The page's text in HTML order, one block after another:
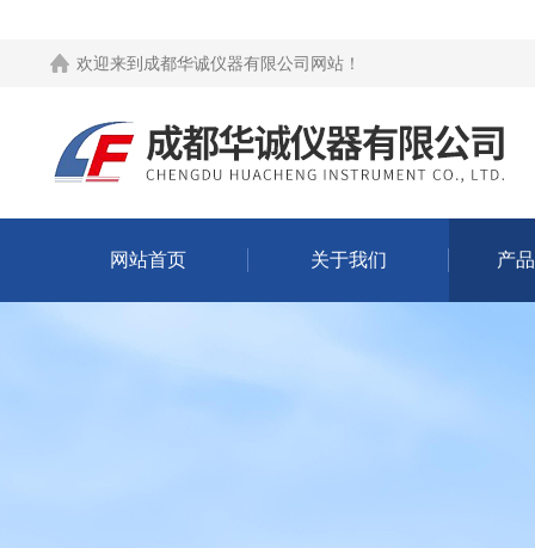
欢迎来到 成都华诚仪器有限公司网站 ！
网站首页 关于我们 产